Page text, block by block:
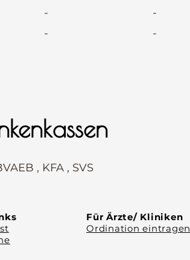
-
-
- -
, KFA , SVS
Für Ärzte/ Kliniken
Ordination eintragen